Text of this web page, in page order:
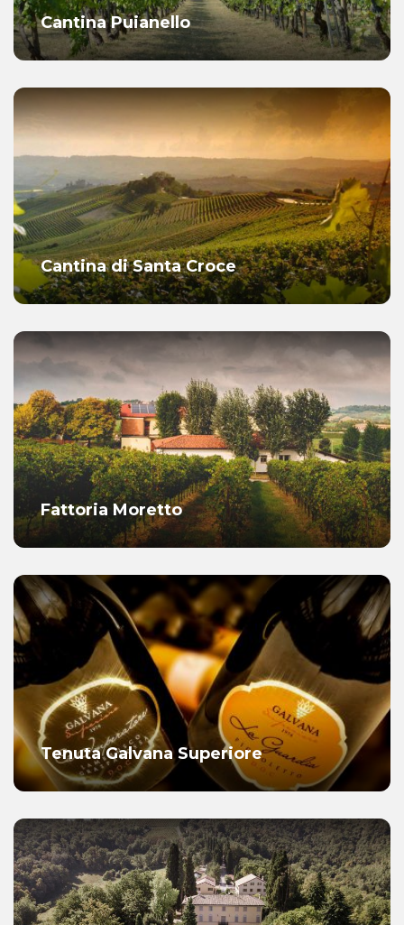
Cantina Puianello
Cantina di Santa Croce
Fattoria Moretto
Tenuta Galvana Superiore